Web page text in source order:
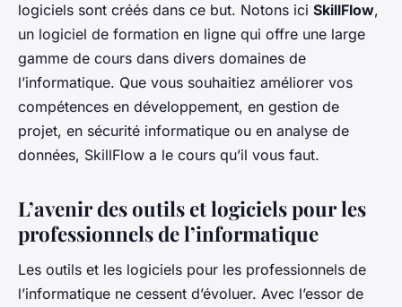
logiciels sont créés dans ce but. Notons ici SkillFlow,
un logiciel de formation en ligne qui offre une large
gamme de cours dans divers domaines de
l’informatique. Que vous souhaitiez améliorer vos
compétences en développement, en gestion de
projet, en sécurité informatique ou en analyse de
données, SkillFlow a le cours qu’il vous faut.
L’avenir des outils et logiciels pour les
professionnels de l’informatique
Les outils et les logiciels pour les professionnels de
l’informatique ne cessent d’évoluer. Avec l’essor de